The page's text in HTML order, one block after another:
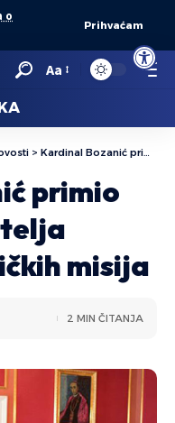
Open
o
Prihvaćam
Aa
> Kardinal Bozanić primio delegaciju voditelja hrvatskih katoličkih misija
primio
misija
2 MIN ČITANJA